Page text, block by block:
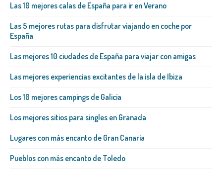
Las 10 mejores calas de España para ir en Verano
Las 5 mejores rutas para disfrutar viajando en coche por
España
Las mejores 10 ciudades de España para viajar con amigas
Las mejores experiencias excitantes de la isla de Ibiza
Los 10 mejores campings de Galicia
Los mejores sitios para singles en Granada
Lugares con más encanto de Gran Canaria
Pueblos con más encanto de Toledo